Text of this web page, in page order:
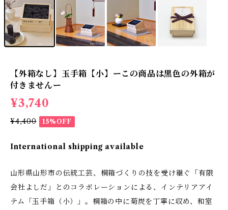
【外箱なし】玉手箱【小】ーこの商品は黒色の外箱が
付きませんー
¥3,740
¥4,400 15%OFF
International shipping available
山形県山形市の伝統工芸、桐箱づくりの技を受け継ぐ「有限
会社よしだ」とのコラボレーションによる、インテリアアイ
テム「玉手箱（小）」。桐箱の中に菊炭を丁寧に収め、和室